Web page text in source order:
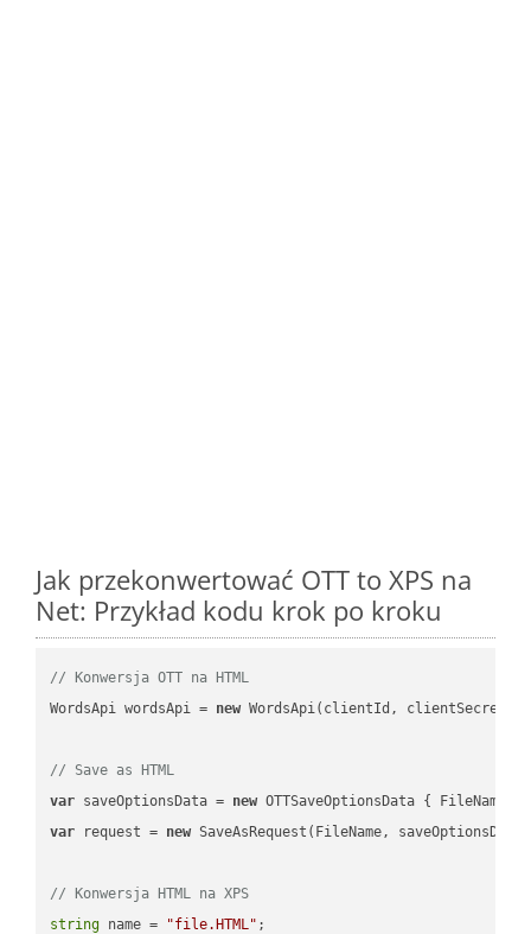
Jak przekonwertować OTT to XPS na
Net: Przykład kodu krok po kroku
// Konwersja OTT na HTML
WordsApi wordsApi = new WordsApi(clientId, clientSecret);
// Save as HTML
var saveOptionsData = new OTTSaveOptionsData { FileName =
var request = new SaveAsRequest(FileName,
// Konwersja HTML na XPS
string name = "file.HTML"